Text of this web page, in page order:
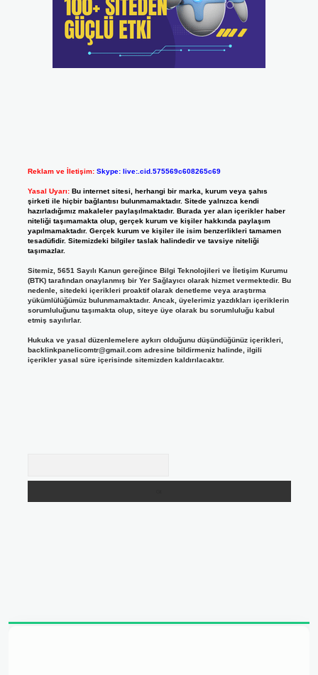
Reklam ve İletişim: Skype: live:.cid.575569c608265c69
Yasal Uyarı: Bu internet sitesi, herhangi bir marka, kurum veya şahıs
şirketi ile hiçbir bağlantısı bulunmamaktadır. Sitede yalnızca kendi
hazırladığımız makaleler paylaşılmaktadır. Burada yer alan içerikler haber
niteliği taşımamakta olup, gerçek kurum ve kişiler hakkında paylaşım
yapılmamaktadır. Gerçek kurum ve kişiler ile isim benzerlikleri tamamen
tesadüfidir. Sitemizdeki bilgiler taslak halindedir ve tavsiye niteliği
taşımazlar.
Sitemiz, 5651 Sayılı Kanun gereğince Bilgi Teknolojileri ve İletişim Kurumu
(BTK) tarafından onaylanmış bir Yer Sağlayıcı olarak hizmet vermektedir. Bu
nedenle, sitedeki içerikleri proaktif olarak denetleme veya araştırma
yükümlülüğümüz bulunmamaktadır. Ancak, üyelerimiz yazdıkları içeriklerin
sorumluluğunu taşımakta olup, siteye üye olarak bu sorumluluğu kabul
etmiş sayılırlar.
Hukuka ve yasal düzenlemelere aykırı olduğunu düşündüğünüz içerikleri,
backlinkpanelicomtr@gmail.comadresine bildirmeniz halinde, ilgili
içerikler yasal süre içerisinde sitemizden kaldırılacaktır.